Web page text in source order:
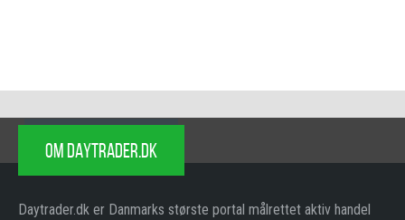
OM DAYTRADER.DK
Daytrader.dk er Danmarks største portal målrettet aktiv handel